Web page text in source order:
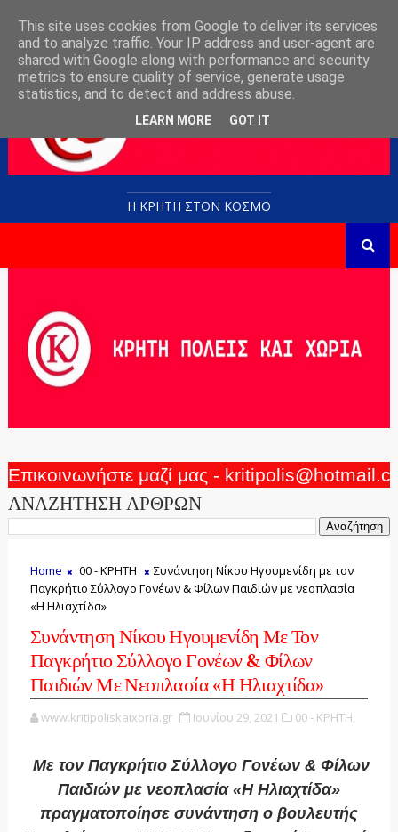
Η ΚΡΗΤΗ ΣΤΟN KOΣΜΟ
Επικοινωνήστε μαζί μας -
ΑΝΑΖΗΤΗΣΗ ΑΡΘΡΩΝ
Home 00 - ΚΡΗΤΗ
Συνάντηση Νίκου Ηγουμενίδη με τον
Παγκρήτιο Σύλλογο Γονέων & Φίλων Παιδιών με νεοπλασία
«Η Ηλιαχτίδα»
Συνάντηση Νίκου Ηγουμενίδη Με Τον
Παγκρήτιο Σύλλογο Γονέων & Φίλων
Παιδιών Με Νεοπλασία «Η Ηλιαχτίδα»
www.kritipoliskaixoria.gr Ιουνίου 29, 2021 00 - ΚΡΗΤΗ,
Με τον Παγκρήτιο Σύλλογο Γονέων & Φίλων
Παιδιών με νεοπλασία «Η Ηλιαχτίδα»
πραγματοποίησε συνάντηση ο βουλευτής
This site uses cookies from Google to deliver its services
and to analyze traffic. Your IP address and user-agent are
shared with Google along with performance and security
metrics to ensure quality of service, generate usage
statistics, and to detect and address abuse.
LEARN MORE GOT IT